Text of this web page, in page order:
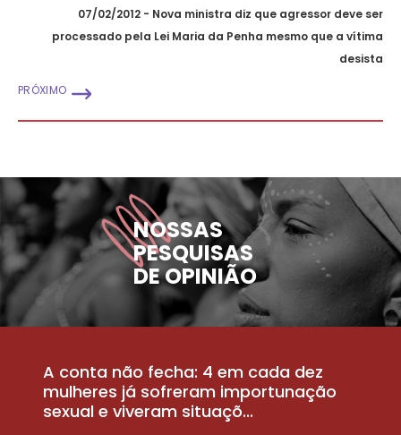
07/02/2012 - Nova ministra diz que agressor deve ser
processado pela Lei Maria da Penha mesmo que a vítima
desista
PRÓXIMO
NOSSAS
PESQUISAS
DE OPINIÃO
A conta não fecha: 4 em cada dez
mulheres já sofreram importunação
sexual e viveram situaçõ...